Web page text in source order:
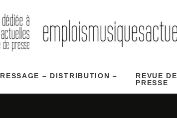
– DISTRIBUTION –
REVUE DE
PRESSE